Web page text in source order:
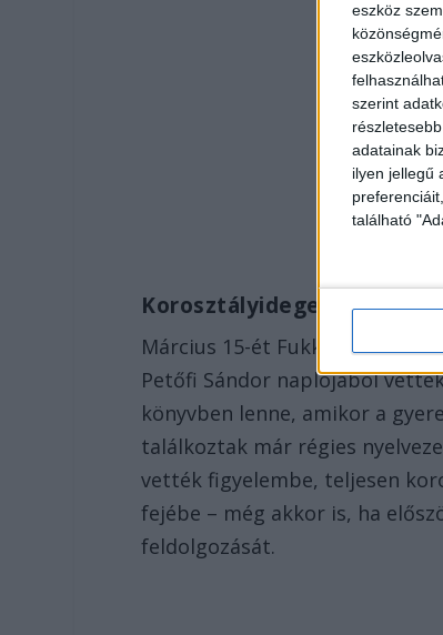
eszköz
szerint
adatainak
ilyen jellegű
található
Korosztályidegen
Március 15-ét Fukkné Fukász
Petőfi Sándor naplójából
könyvben lenne, amikor a
találkoztak már régies
vették figyelembe, teljesen
fejébe – még akkor is, ha
feldolgozását.